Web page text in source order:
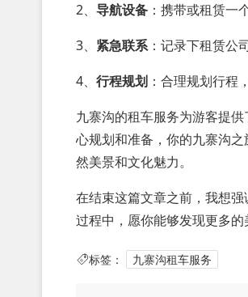
2、 导航设备 ：携带或租赁一
3、 紧急联系：记录下租赁公
4、 行程规划 ：合理规划行程
九寨沟的租车服务为游客提
心规划和准备，你的九寨沟
然美景和文化魅力。
在结束这篇文章之前，我想
过程中，愿你能够发现更多
标签： 九寨沟租车服务